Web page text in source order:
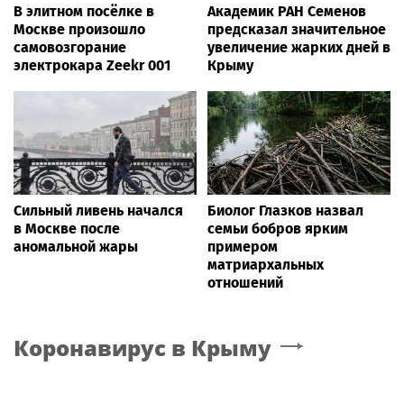
В элитном посёлке в
Москве произошло
самовозгорание
электрокара Zeekr 001
Академик РАН Семенов
предсказал значительное
увеличение жарких дней в
Крыму
Сильный ливень начался
в Москве после
аномальной жары
Биолог Глазков назвал
семьи бобров ярким
примером
матриархальных
отношений
Коронавирус в Крыму